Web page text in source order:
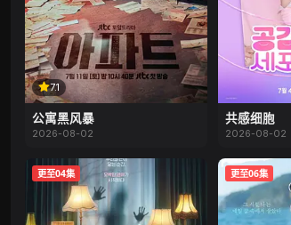
7.1
公寓黑风暴
2026-08-02
共感细胞
2026-08-02
更至04集 更至06集